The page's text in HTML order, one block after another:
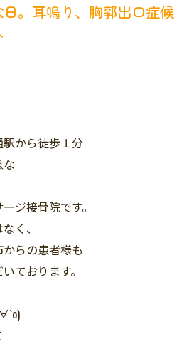
。耳鳴り、胸郭出口症候
から徒歩１分
ジ接骨院です。
く、
らの患者様も
ております。